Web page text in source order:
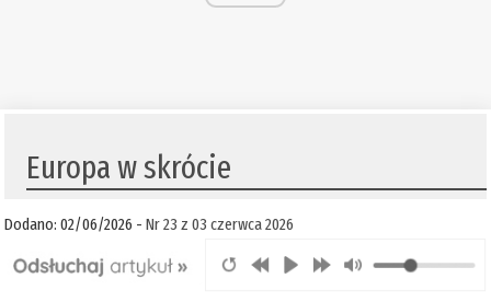
Europa w skrócie
Dodano: 02/06/2026 -Nr 23 z 03 czerwca 2026